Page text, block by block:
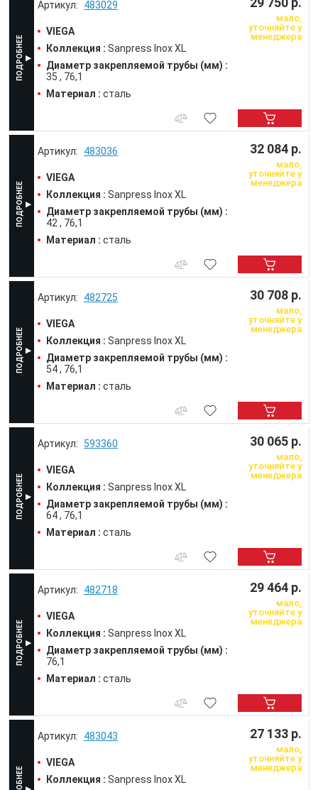
483029
VIEGA
Коллекция : Sanpress Inox XL
Диаметр закрепляемой трубы (мм) :
35
76,1
Материал : сталь
мало,
уточняйте у
менеджера
483036
VIEGA
Коллекция : Sanpress Inox XL
Диаметр закрепляемой трубы (мм) :
42
76,1
Материал : сталь
32 084 р.
мало,
уточняйте у
менеджера
482725
VIEGA
Коллекция : Sanpress Inox XL
Диаметр закрепляемой трубы (мм) :
54
76,1
Материал : сталь
30 708 р.
мало,
уточняйте у
менеджера
593360
VIEGA
Коллекция : Sanpress Inox XL
Диаметр закрепляемой трубы (мм) :
64
76,1
Материал : сталь
30 065 р.
мало,
уточняйте у
менеджера
482718
VIEGA
Коллекция : Sanpress Inox XL
Диаметр закрепляемой трубы (мм) :
76,1
Материал : сталь
29 464 р.
мало,
уточняйте у
менеджера
483043
VIEGA
Коллекция : Sanpress Inox XL
27 133 р.
мало,
уточняйте у
менеджера